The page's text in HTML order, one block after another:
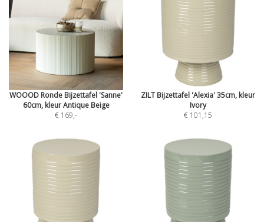
WOOOD Ronde Bijzettafel 'Sanne'
60cm, kleur Antique Beige
€ 169,-
ZILT Bijzettafel 'Alexia' 35cm, kleur
Ivory
€ 101,15